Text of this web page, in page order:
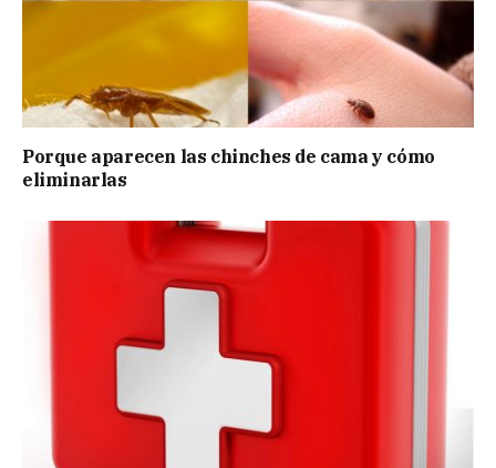
Porque aparecen las chinches de cama y cómo
eliminarlas